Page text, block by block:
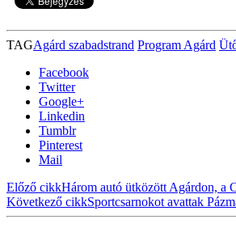
TAGAgárd szabadstrand Program Agárd
Facebook
Twitter
Google+
Linkedin
Tumblr
Pinterest
Mail
Előző cikkHárom autó ütközött Agárdon, a
Következő cikkSportcsarnokot avattak